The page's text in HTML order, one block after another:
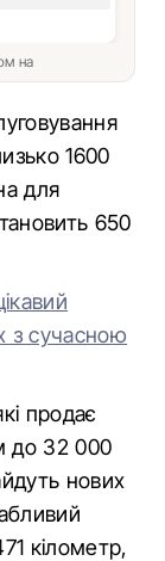
на
1600
для
650
з сучасною
продає
до 32 000
нових
кілометр,